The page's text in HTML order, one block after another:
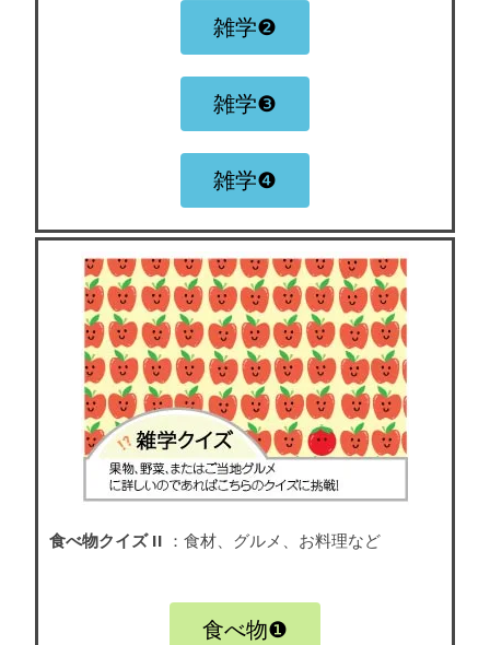
雑学❷
雑学❸
雑学❹
食べ物クイズ II ：食材、グルメ、お料理など
食べ物❶